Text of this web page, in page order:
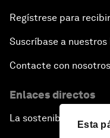
Esta
Regístrese para
Suscríbase a
Contacte con nosotros
Enlaces directos
La sostenibilidad en el